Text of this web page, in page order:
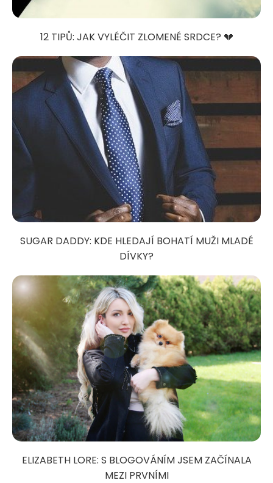
12 TIPŮ: JAK VYLÉČIT ZLOMENÉ SRDCE? 💔
SUGAR DADDY: KDE HLEDAJÍ BOHATÍ MUŽI MLADÉ
DÍVKY?
ELIZABETH LORE: S BLOGOVÁNÍM JSEM ZAČÍNALA
MEZI PRVNÍMI